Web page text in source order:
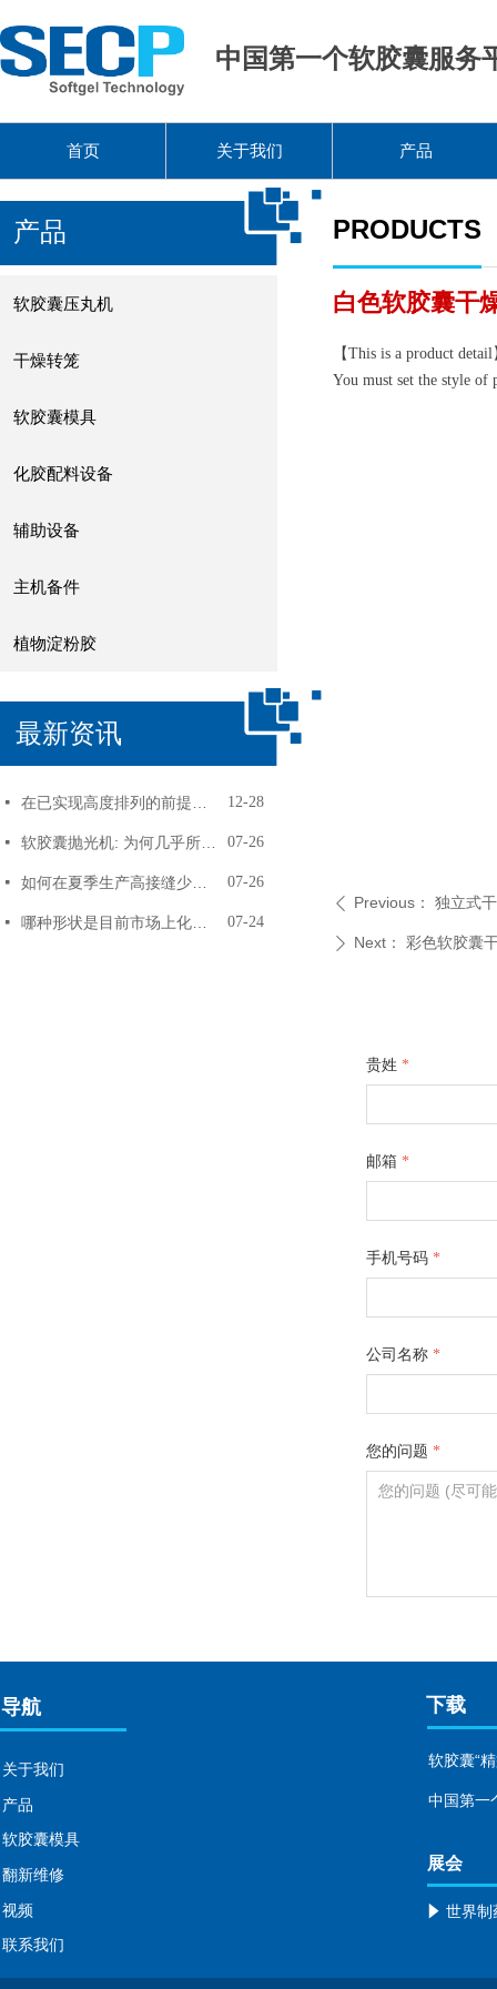
首页 关于我们 产品
中国第一个软胶囊服务
PRODUCTS
白色软胶囊干
【This is a product
You must set the style of
ꄴ Previous： 独立式
ꄲ Next： 彩色软胶囊
贵姓 *
邮箱 *
手机号码 *
公司名称 *
您的问题 *
产品
软胶囊压丸机
干燥转笼
软胶囊模具
化胶配料设备
辅助设备
主机备件
植物淀粉胶
最新资讯
12-28
넷
07-26
넷
07-26
넷
07-24
넷
下载
导航
关于我们
产品
软胶囊模具
翻新维修
视频
联系我们
념
展会
软胶囊“
中国第一